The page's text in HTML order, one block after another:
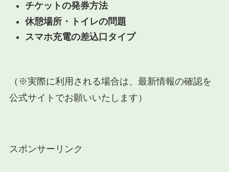
チケットの発券方法
休憩場所・トイレの問題
スマホ充電の差込口タイプ
（※実際に利用される場合は、最新情報の確認を
公式サイトでお願いいたします）
スポンサーリンク